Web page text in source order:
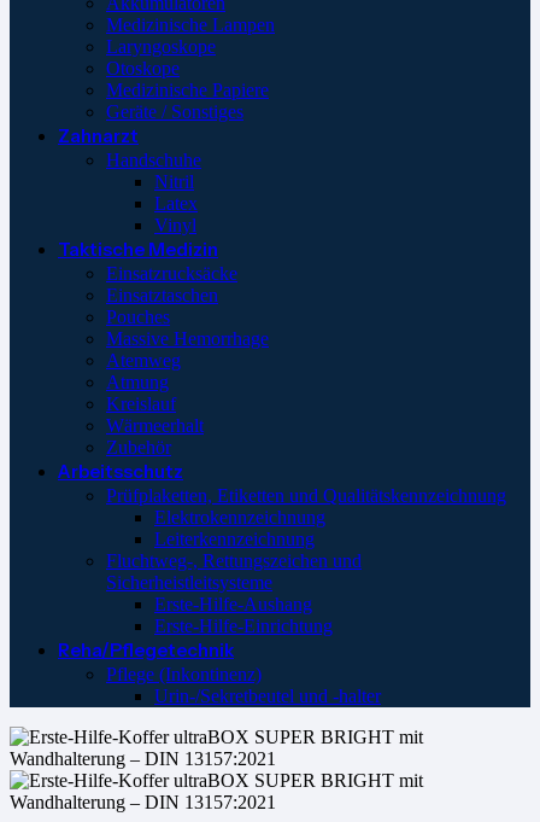
Medizinische Lampen
Laryngoskope
Otoskope
Medizinische Papiere
Geräte / Sonstiges
Zahnarzt
Handschuhe
Nitril
Latex
Vinyl
Taktische Medizin
Einsatzrucksäcke
Einsatztaschen
Pouches
Massive Hemorrhage
Atemweg
Atmung
Kreislauf
Wärmeerhalt
Zubehör
Arbeitsschutz
Prüfplaketten, Etiketten und Qualitätskennzeichnung
Elektrokennzeichnung
Leiterkennzeichnung
Fluchtweg-, Rettungszeichen und
Sicherheistleitsysteme
Erste-Hilfe-Aushang
Erste-Hilfe-Einrichtung
Reha/Pflegetechnik
Pflege (Inkontinenz)
Urin-/Sekretbeutel und -halter